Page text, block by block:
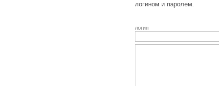
логином и паролем.
логин